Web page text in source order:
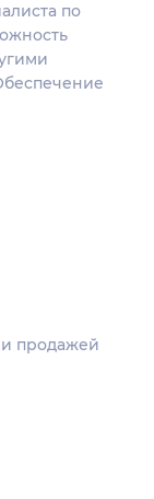
по
продажей